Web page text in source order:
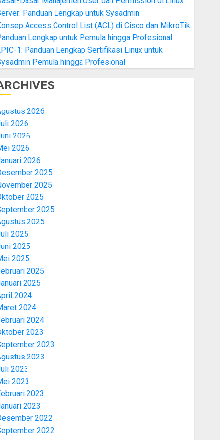
Panduan Lengkap untuk Sysadmin
Access Control List (ACL) di Cisco dan MikroTik:
Lengkap untuk Pemula hingga Profesional
1: Panduan Lengkap Sertifikasi Linux untuk
Pemula hingga Profesional
2026
2026
2026
2026
2026
2025
2025
2025
2025
2025
2025
2025
2025
2025
2025
2024
2024
2024
2023
2023
2023
2023
2023
2023
2023
2022
2022